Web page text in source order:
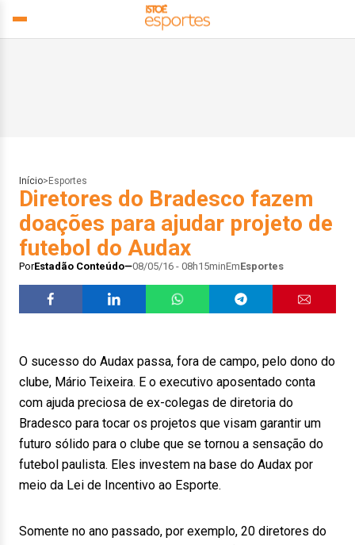
Início> Esportes
Diretores do Bradesco fazem
doações para ajudar projeto de
futebol do Audax
PorEstadão Conteúdo 08/05/16 - 08h15minEmEsportes
O sucesso do Audax passa, fora de campo, pelo dono do
clube, Mário Teixeira. E o executivo aposentado conta
com ajuda preciosa de ex-colegas de diretoria do
Bradesco para tocar os projetos que visam garantir um
futuro sólido para o clube que se tornou a sensação do
futebol paulista. Eles investem na base do Audax por
meio da Lei de Incentivo ao Esporte.
Somente no ano passado, por exemplo, 20 diretores do